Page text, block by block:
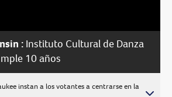
: Instituto Cultural de Danza
10 años
instan a los votantes a centrarse en la